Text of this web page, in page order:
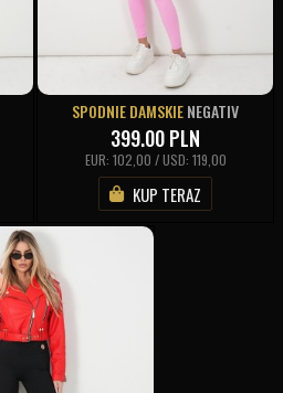
SPODNIE DAMSKIENEGATIV
399.00PLN
EUR: 102,00 / USD: 119,00
KUP TERAZ